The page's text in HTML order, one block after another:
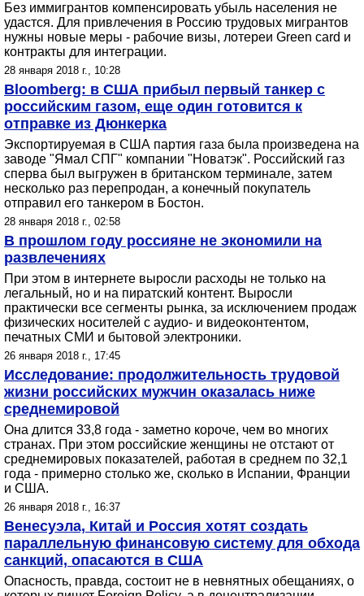
Без иммигрантов компенсировать убыль населения не
удастся. Для привлечения в Россию трудовых мигрантов
нужны новые меры - рабочие визы, лотереи Green card и
контракты для интеграции.
28 января 2018 г., 10:28
Bloomberg: в США прибыл первый танкер с
российским газом, еще один готовится к
отправке из Дюнкерка
Экспортируемая в США партия газа была произведена на
заводе "Ямал СПГ" компании "Новатэк". Российский газ
сперва был выгружен в британском терминале, затем
несколько раз перепродан, а конечный покупатель
отправил его танкером в Бостон.
28 января 2018 г., 02:58
В прошлом году россияне не экономили на
развлечениях
При этом в интернете выросли расходы не только на
легальный, но и на пиратский контент. Выросли
практически все сегменты рынка, за исключением продаж
физических носителей с аудио- и видеоконтентом,
печатных СМИ и бытовой электроники.
26 января 2018 г., 17:45
Исследование: продолжительность трудовой
жизни российских мужчин оказалась ниже
среднемировой
Она длится 33,8 года - заметно короче, чем во многих
странах. При этом российские женщины не отстают от
среднемировых показателей, работая в среднем по 32,1
года - примерно столько же, сколько в Испании, Франции
и США.
26 января 2018 г., 16:37
Венесуэла, Китай и Россия хотят создать
параллельную финансовую систему для обхода
санкций, опасаются в США
Опасность, правда, состоит не в невнятных обещаниях, о